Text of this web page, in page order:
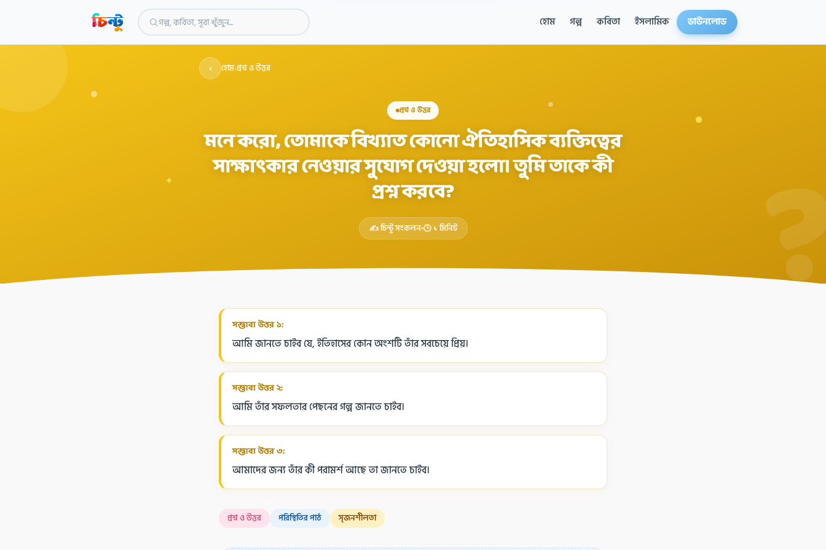
গল্প, কবিতা, সূরা খুঁজুন... হোম গল্প কবিতা ইসলামিক ডাউনলোড
✦
‹ হোম›প্রশ্ন ও উত্তর
প্রশ্ন ও উত্তর
মনে করো, তোমাকে বিখ্যাত কোনো ঐতিহাসিক ব্যক্তিত্বের
সাক্ষাৎকার নেওয়ার সুযোগ দেওয়া হলো। তুমি তাকে কী
প্রশ্ন করবে?
✍️ চিন্টু সংকলন 🕒 ১ মিনিট
সম্ভাব্য উত্তর ১:
আমি জানতে চাইব যে, ইতিহাসের কোন অংশটি তাঁর সবচেয়ে প্রিয়।
সম্ভাব্য উত্তর ২:
আমি তাঁর সফলতার পেছনের গল্প জানতে চাইব।
সম্ভাব্য উত্তর ৩:
আমাদের জন্য তাঁর কী পরামর্শ আছে তা জানতে চাইব।
প্রশ্ন ও উত্তর পরিস্থিতির পাঠ সৃজনশীলতা